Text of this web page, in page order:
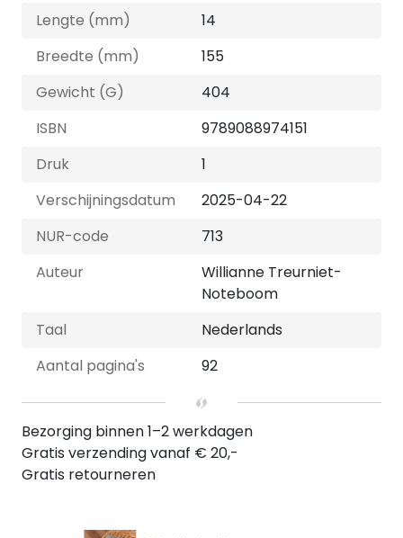
Lengte (mm)
14
Breedte (mm)
155
Gewicht (G)
404
ISBN
9789088974151
Druk
1
Verschijningsdatum
2025-04-22
NUR-code
713
Auteur
Willianne Treurniet-
Noteboom
Taal
Nederlands
Aantal pagina's
92
Bezorging binnen 1–2 werkdagen
Gratis verzending vanaf € 20,-
Gratis retourneren